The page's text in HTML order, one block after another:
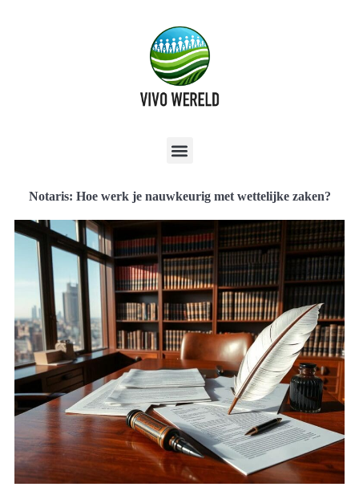
Notaris: Hoe werk je nauwkeurig met wettelijke zaken?